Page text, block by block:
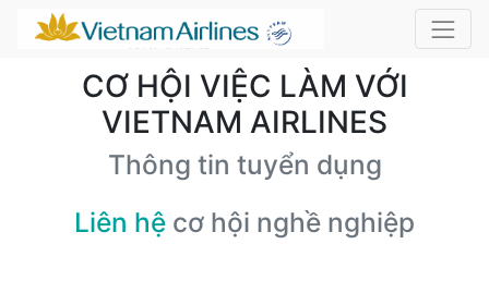
CƠ HỘI VIỆC LÀM VỚI
VIETNAM AIRLINES
Thông tin tuyển dụng
Liên hệ cơ hội nghề nghiệp